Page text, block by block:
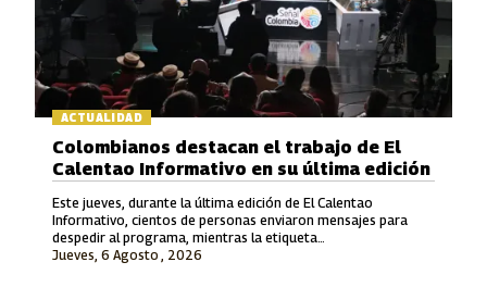
ACTUALIDAD
Jueves, 6 Agosto , 2026
Colombianos destacan el trabajo de El
Calentao Informativo en su última edición
Este jueves, durante la última edición de El Calentao
Informativo, cientos de personas enviaron mensajes para
despedir al programa, mientras la etiqueta
#ElCalentaoInformativo se convirtió en tendencia en redes